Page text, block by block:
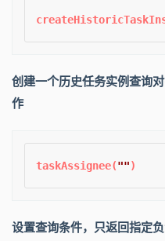
创建一个历史任务实例查询
作
taskAssignee(""
设置查询条件，只返回指定